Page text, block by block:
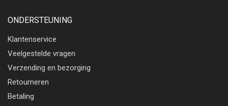
ONDERSTEUNING
Klantenservice
Veelgestelde vragen
Verzending en bezorging
Retourneren
Betaling